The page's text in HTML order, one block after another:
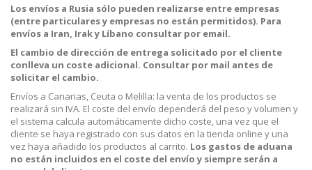
Los envíos a Rusia sólo pueden realizarse entre empresas
(entre particulares y empresas no están permitidos). Para
envíos a Iran, Irak y Líbano consultar por email.
El cambio de dirección de entrega solicitado por el cliente
conlleva un coste adicional. Consultar por mail antes de
solicitar el cambio.
Envíos a Canarias, Ceuta o Melilla: la venta de los productos se
realizará sin IVA. El coste del envío dependerá del peso y volumen y
el sistema calcula automáticamente dicho coste, una vez que el
cliente se haya registrado con sus datos en la tienda online y una
vez haya añadido los productos al carrito. Los gastos de aduana
no están incluidos en el coste del envío y siempre serán a